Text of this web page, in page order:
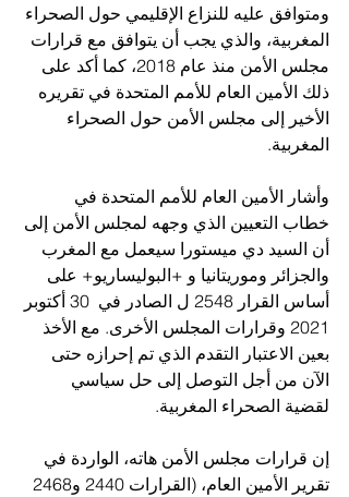
ومتوافق عليه للنزاع الإقليمي حول الصحراء
المغربية، والذي يجب أن يتوافق مع قرارات
مجلس الأمن منذ عام 2018، كما أكد على
ذلك الأمين العام للأمم المتحدة في تقريره
الأخير إلى مجلس الأمن حول الصحراء
المغربية.
وأشار الأمين العام للأمم المتحدة في
خطاب التعيين الذي وجهه لمجلس الأمن إلى
أن السيد دي ميستورا سيعمل مع المغرب
والجزائر وموريتانيا و +البوليساريو+ على
أساس القرار 2548 ل الصادر في  30 أكتوبر
2021 وقرارات المجلس الأخرى. مع الأخذ
بعين الاعتبار التقدم الذي تم إحرازه حتى
الآن من أجل التوصل إلى حل سياسي
لقضية الصحراء المغربية.
إن قرارات مجلس الأمن هاته، الواردة في